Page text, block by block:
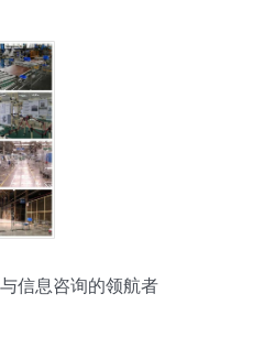
信息咨询的领航者